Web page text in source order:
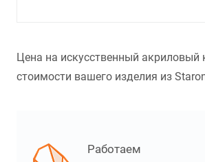
Цена на искусственный акриловый
стоимости вашего изделия из
Работаем